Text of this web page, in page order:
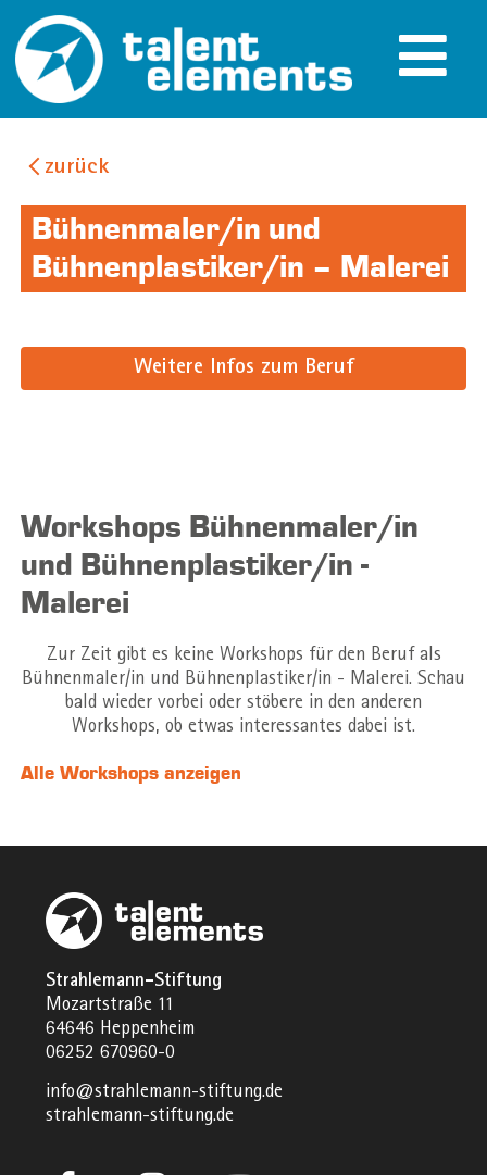
zurück
Bühnenmaler/in und
Bühnenplastiker/in – Malerei
Weitere Infos zum Beruf
Workshops Bühnenmaler/in
und Bühnenplastiker/in -
Malerei
Zur Zeit gibt es keine Workshops für den Beruf als
Bühnenmaler/in und Bühnenplastiker/in - Malerei. Schau
bald wieder vorbei oder stöbere in den anderen
Workshops, ob etwas interessantes dabei ist.
Alle Workshops anzeigen
Strahlemann-Stiftung
Mozartstraße 11
64646 Heppenheim
06252 670960-0
info@strahlemann-stiftung.de
strahlemann-stiftung.de